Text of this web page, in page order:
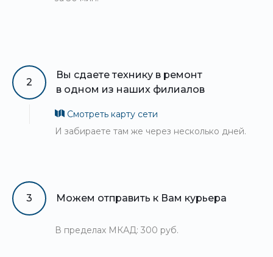
2
Вы сдаете технику в ремонт
в одном из наших филиалов
Смотреть карту сети
И забираете там же через несколько дней.
3 Можем отправить к Вам курьера
В пределах МКАД: 300 руб.